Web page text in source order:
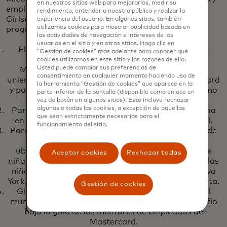
empleados de Mastercard y participantes de
Girls4Tech para celebrar el 10º aniversario del
programa STEM.
El 23 de abril, la fundadora de Girls4Tech, Susan
Warner (al centro), el director ejecutivo de
Mastercard, Michael Miebach (a su derecha), se
unieron a otros ejecutivos y empleados de Mastercard
y participantes de Girls4Tech para celebrar el décimo
aniversario del programa STEM.
Participantes de Girls4Tech en el toque de campana
en la Bolsa de Valores de Nueva York el 23 de abril.
Para celebrar el Día Internacional de la Niña el 11 de
octubre, los voluntarios de Girls4Tech en 12
ubicaciones en siete países acogieron a cientos de
niñas. Aquí, la voluntaria Susan Gaudio capacita a las
niñas en la sede de la compañía en Purchase, Nueva
York, mientras trabajan en un ejercicio sobre big data.
Girls4Tech llegó a 5,7 millones de niñas en todo el
mundo. Aquí, las niñas de Dublín abordan un desafío
bajo la guía de los mentores de empleados de
Mastercard.
en nuestros sitios web para mejorarlos, medir su
rendimiento, entender a nuestro público y realzar la
experiencia del usuario. En algunos sitios, también
utilizamos cookies para mostrar publicidad basada en
las actividades de navegación e intereses de los
usuarios en el sitio y en otros sitios. Haga clic en
“Gestión de cookies” más adelante para conocer qué
cookies utilizamos en este sitio y las razones de ello.
Usted puede cambiar sus preferencias de
consentimiento en cualquier momento haciendo uso de
la herramienta “Gestión de cookies” que aparece en la
parte inferior de la pantalla (disponible como enlace en
vez de botón en algunos sitios). Esto incluye rechazar
algunas o todas las cookies, a excepción de aquellas
que sean estrictamente necesarias para el
funcionamiento del sitio.
Aceptar cookies Rechazar todas
Gestión de cookies